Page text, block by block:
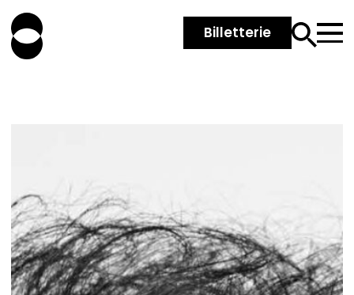
Billetterie